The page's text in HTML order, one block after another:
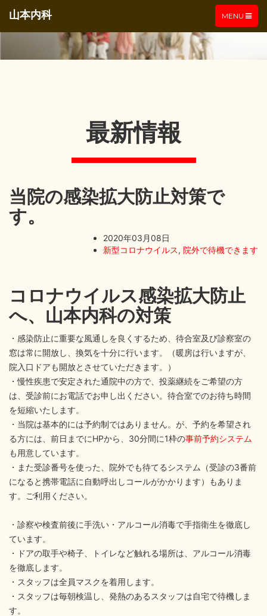
TOGGLE
NAVIGATION
MENU
山本内科
最新情報
当院の感染拡大防止対策で
す。
2020年03月08日
新型コロナウイルス, 院外で待機できます
コロナウイルス感染拡大防止
へ、山本内科の対策
・感染防止に重要な風通しを良くするため、待合室及び診察室の
窓は常に開放し、換気を十分に行います。（暖房は行いますが、
院入口ドアも開放とさせていただきます。）
・慢性疾患で安定された通院中の方で、投薬継続をご希望の方
は、受診前にお電話でお申し出ください。待合室でのお待ち時間
を短縮いたします。
・当院は基本的には予約制ではありません。が、予約を希望され
る方には、前日までにHPから、30分間に1枠の事前予約システム
も用意しています。
・また受診番号を使った、院外でも待てるシステム（受診の3番前
になると携帯電話に自動呼出しコールがかかります）もありま
す。ご利用ください。
・診察や検査前後に手洗い・アルコール消毒で手指衛生を徹底し
ています。
・ドアの取手や椅子、トイレなど触れる場所は、アルコール消毒
を徹底します。
・スタッフは全員マスクを着用します。
・スタッフは毎朝検温し、発熱のあるスタッフは自宅で待機しま
す。